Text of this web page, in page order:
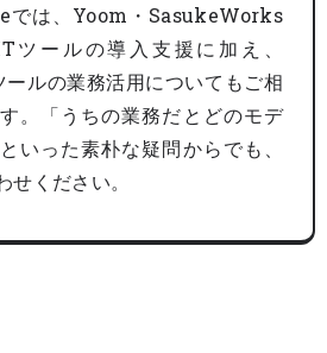
では、Yoom・SasukeWorks
ツールの導入支援に加え、
ルの業務活用についてもご相
。「うちの業務だとどのモデ
いった素朴な疑問からでも、
ください。